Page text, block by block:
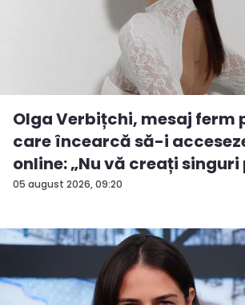
05 august 2026, 09:20
Olga Verbițchi, mesaj ferm
care încearcă să-i
online: „Nu vă creați